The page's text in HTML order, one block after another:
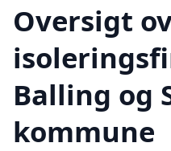
Oversigt
Balling og
kommune